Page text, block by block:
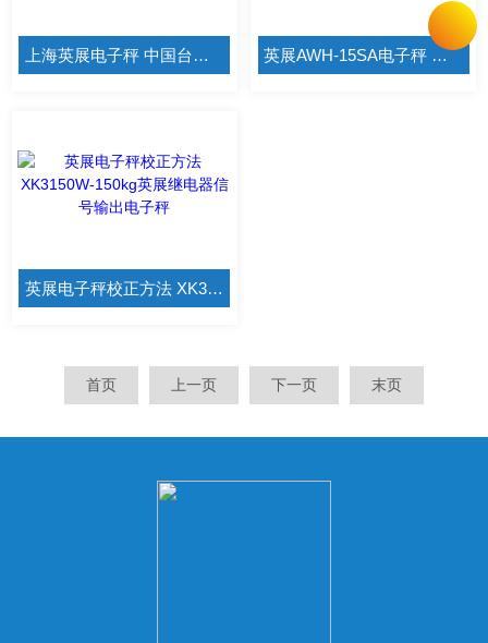
上海英展电子秤 中国台湾英展电子秤 AWH-3kg外与电脑通讯电子秤 英展AWH-15SA电子秤 英展AWH校正方法
英展电子秤校正方法 XK3150W-150kg英展继电器信号输出电子秤
首页 上一页 下一页 末页